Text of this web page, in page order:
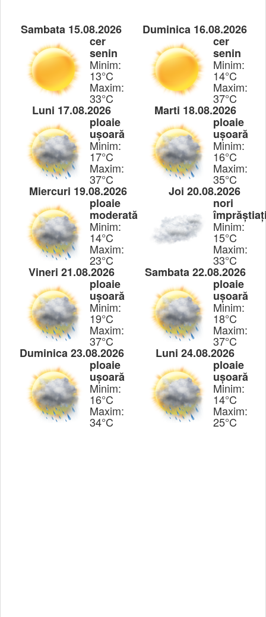
Sambata 15.08.2026
cer
senin
Minim:
13°C
Maxim:
33°C
Duminica 16.08.2026
cer
senin
Minim:
14°C
Maxim:
37°C
Luni 17.08.2026
ploaie
ușoară
Minim:
17°C
Maxim:
37°C
Marti 18.08.2026
ploaie
ușoară
Minim:
16°C
Maxim:
35°C
Miercuri 19.08.2026
ploaie
moderată
Minim:
14°C
Maxim:
23°C
Joi 20.08.2026
nori
Minim:
15°C
Maxim:
33°C
Vineri 21.08.2026
ploaie
ușoară
Minim:
19°C
Maxim:
37°C
Sambata 22.08.2026
ploaie
ușoară
Minim:
18°C
Maxim:
37°C
Duminica 23.08.2026
ploaie
ușoară
Minim:
16°C
Maxim:
34°C
Luni 24.08.2026
ploaie
ușoară
Minim:
14°C
Maxim:
25°C